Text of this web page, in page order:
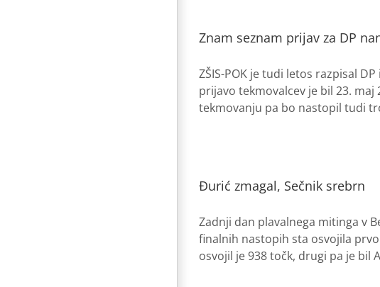
Znam seznam prijav za DP
ZŠIS-POK je tudi letos razpisal
prijavo tekmovalcev je bil 23.
tekmovanju pa bo nastopil tudi
Đurić zmagal, Sečnik srebrn
Zadnji dan plavalnega mitinga v
finalnih nastopih sta osvojila
osvojil je 938 točk, drugi pa je bil